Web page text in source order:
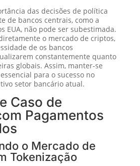
das decisões de política
de bancos centrais, como a
EUA, não pode ser subestimada.
o mercado de criptos,
de os bancos
constantemente quanto
globais. Assim, manter-se
para o sucesso no
setor bancário atual.
Caso de
Pagamentos
o Mercado de
Tokenização